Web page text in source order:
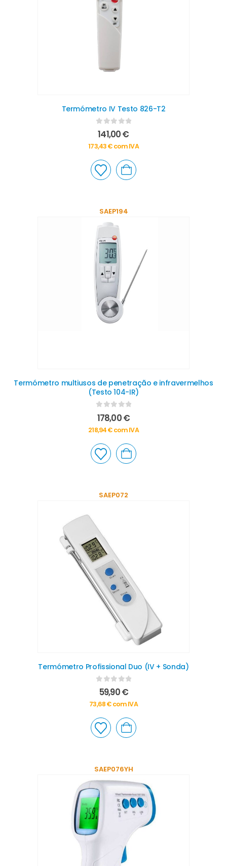
Termómetro IV Testo 826-T2
0 out of 5
141,00€
173,43€com IVA
SAEP194
Termómetro multiusos de penetração e infravermelhos
(Testo 104-IR)
0out of 5
178,00€
218,94€com IVA
SAEP072
Termómetro Profissional Duo (IV + Sonda)
0out of 5
59,90€
73,68€com IVA
SAEP076YH